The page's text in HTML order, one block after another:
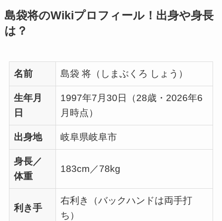
島袋将のWikiプロフィール！出身や身長
は？
名前 島袋 将（しまぶくろ しょう）
生年月
日
1997年7月30日（28歳・2026年6
月時点）
出身地 岐阜県岐阜市
身長／
体重
183cm／78kg
利き手
右利き（バックハンドは両手打
ち）